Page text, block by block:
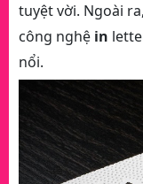
tuyệt vời. Ngoài ra,
công nghệ in
nổi.